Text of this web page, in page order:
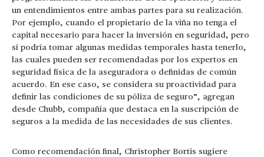
un entendimientos entre ambas partes para su realización.
Por ejemplo, cuando el propietario de la viña no tenga el
capital necesario para hacer la inversión en seguridad, pero
sí podría tomar algunas medidas temporales hasta tenerlo,
las cuales pueden ser recomendadas por los expertos en
seguridad física de la aseguradora o definidas de común
acuerdo. En ese caso, se considera su proactividad para
definir las condiciones de su póliza de seguro”, agregan
desde Chubb, compañía que destaca en la suscripción de
seguros a la medida de las necesidades de sus clientes.
Como recomendación final, Christopher Bortis sugiere